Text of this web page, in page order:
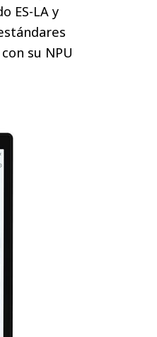
ES-LA y
su NPU